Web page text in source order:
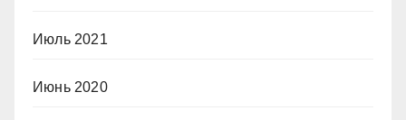
Июль 2021
Июнь 2020